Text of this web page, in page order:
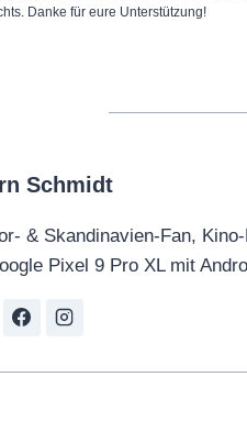
Danke für eure Unterstützung!
Schmidt
& Skandinavien-Fan,
Pixel 9 Pro XL mit